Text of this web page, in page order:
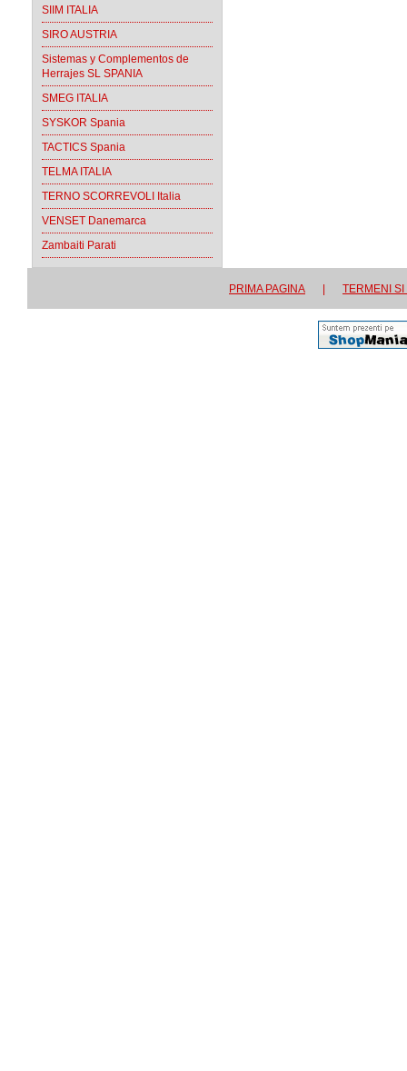
SIIM ITALIA
SIRO AUSTRIA
Sistemas y Complementos de
Herrajes SL SPANIA
SMEG ITALIA
SYSKOR Spania
TACTICS Spania
TELMA ITALIA
TERNO SCORREVOLI Italia
VENSET Danemarca
Zambaiti Parati
PRIMA PAGINA TERMENI SI